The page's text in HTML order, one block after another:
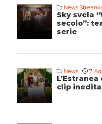
News,
Sky svela
secolo”:
serie
News 7
clip